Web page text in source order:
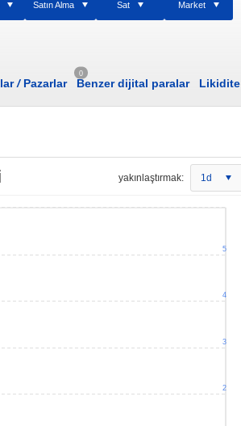
Satın Alma Sat Market
/Pazarlar
0
Benzer dijital paralar Likidite
yakınlaştırmak: 1d
2
3
4
5